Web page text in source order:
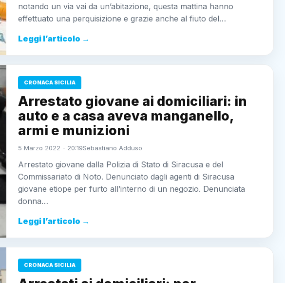
notando un via vai da un’abitazione, questa mattina hanno
effettuato una perquisizione e grazie anche al fiuto del…
Leggi l’articolo →
CRONACA SICILIA
Arrestato giovane ai domiciliari: in
auto e a casa aveva manganello,
armi e munizioni
5 Marzo 2022 - 20:19Sebastiano Adduso
Arrestato giovane dalla Polizia di Stato di Siracusa e del
Commissariato di Noto. Denunciato dagli agenti di Siracusa
giovane etiope per furto all’interno di un negozio. Denunciata
donna…
Leggi l’articolo →
CRONACA SICILIA